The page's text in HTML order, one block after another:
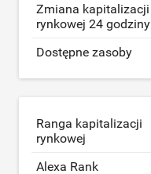
Zmiana kapitalizacji
rynkowej 24 godziny
Dostępne zasoby
Ranga kapitalizacji
rynkowej
Alexa Rank